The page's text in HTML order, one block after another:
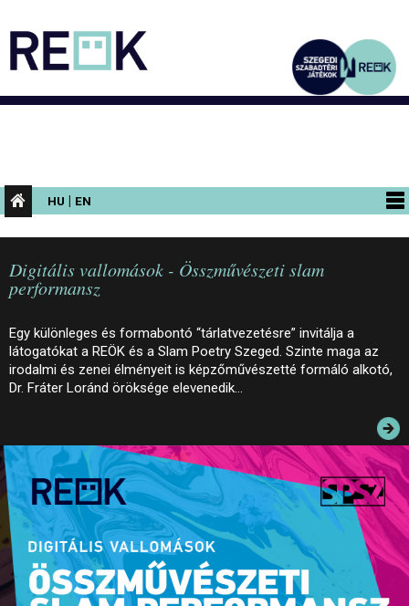
HU | EN
PROGRAMOK
KIÁLLÍTÁSOK
INFORMÁCIÓK
KONFERENCIA
ELÉRHETŐSÉG
PALOTASÉTÁK ÉS VEZETÉSEK
KÖZÉRDEKŰ ADATOK
Digitális vallomások - Összművészeti slam
performansz
Egy különleges és formabontó “tárlatvezetésre” invitálja a
látogatókat a REÖK és a Slam Poetry Szeged. Szinte maga az
irodalmi és zenei élményeit is képzőművészetté formáló alkotó,
Dr. Fráter Loránd öröksége elevenedik…